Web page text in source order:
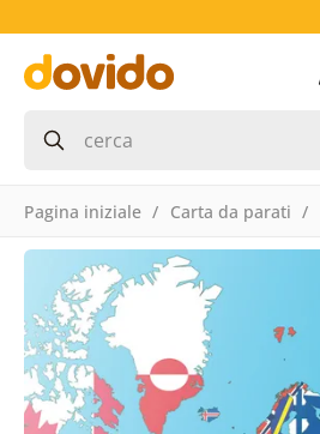
Pagina iniziale Carta da parati